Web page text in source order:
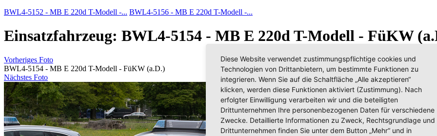
BWL4-5152 - MB E 220d T-Modell -... BWL4-5156 - MB E 220d T-Modell -...
Einsatzfahrzeug: BWL4-5154 - MB E 220d T-Modell - FüKW
Vorheriges Foto
BWL4-5154 - MB E 220d T-Modell - FüKW (a.D.)
Nächstes Foto
Diese Website verwendet zustimmungspflichtige cookies und
Technologien von Drittanbietern, um bestimmte Funktionen zu
integrieren. Wenn Sie auf die Schaltfläche „Alle akzeptieren“
klicken, werden diese Funktionen aktiviert (Zustimmung). Nach
erfolgter Einwilligung verarbeiten wir und die beteiligten
Drittunternehmen Ihre personenbezogenen Daten für verschiedene
Zwecke. Detaillierte Informationen zu Zweck, Rechtsgrundlage und
Drittunternehmen finden Sie unter dem Button „Mehr“ und in